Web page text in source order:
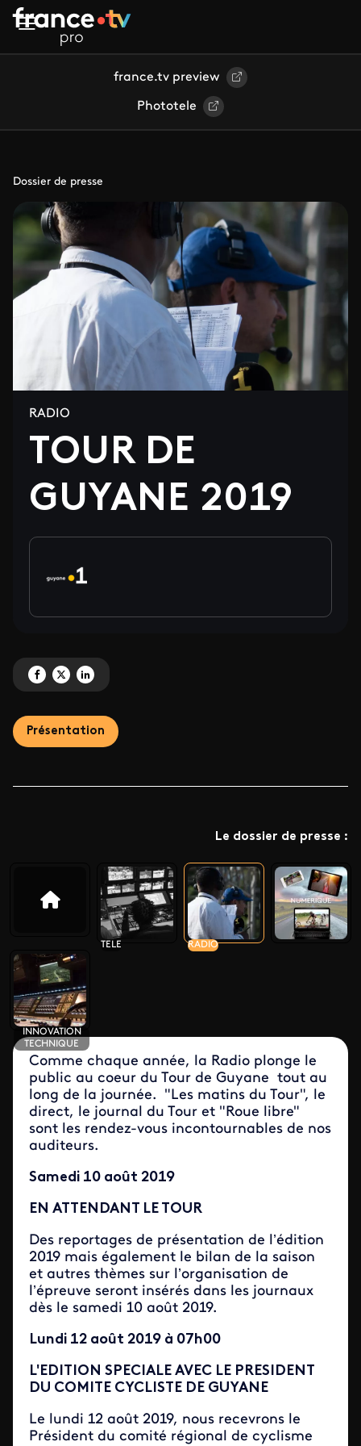
Aller au contenu principal
france.tv preview
Phototele
Dossier de presse
RADIO
TOUR DE
GUYANE 2019
Partagez 'TOUR DE GUYANE 2019' sur Facebook
Partagez 'TOUR DE GUYANE 2019' sur X
Partagez 'TOUR DE GUYANE 2019' sur LinkedIn
Présentation
Le dossier de presse :
TELE RADIO
INNOVATION
TECHNIQUE
Comme chaque année, la Radio plonge le
public au coeur du Tour de Guyane tout au
long de la journée. "Les matins du Tour", le
direct, le journal du Tour et "Roue libre"
sont les rendez-vous incontournables de nos
auditeurs.
Samedi 10 août 2019
EN ATTENDANT LE TOUR
Des reportages de présentation de l’édition
2019 mais également le bilan de la saison
et autres thèmes sur l’organisation de
l’épreuve seront insérés dans les journaux
dès le samedi 10 août 2019.
Lundi 12 août 2019 à 07h00
L'EDITION SPECIALE AVEC LE PRESIDENT
DU COMITE CYCLISTE DE GUYANE
Le lundi 12 août 2019, nous recevrons le
Président du comité régional de cyclisme